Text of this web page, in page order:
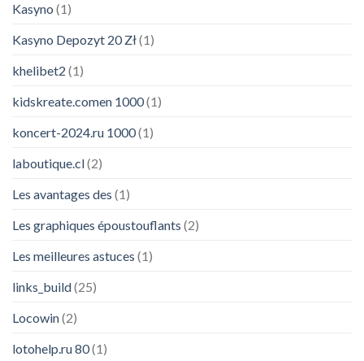
Kasyno (1)
Kasyno Depozyt 20 Zł(1)
khelibet2 (1)
kidskreate.comen 1000(1)
koncert-2024.ru 1000(1)
laboutique.cl(2)
Les avantages des (1)
Les graphiques époustouflants (2)
Les meilleures astuces (1)
links_build(25)
Locowin(2)
lotohelp.ru 80(1)